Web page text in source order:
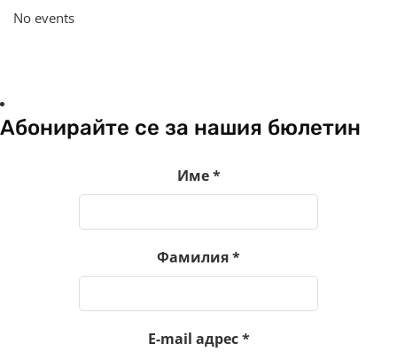
No events
Абонирайте се за нашия бюлетин
Име*
Фамилия*
E-mail адрес*